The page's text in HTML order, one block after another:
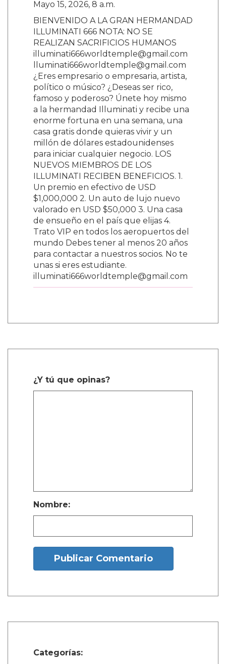
BIENVENIDO A LA GRAN HERMANDAD
ILLUMINATI 666 NOTA: NO SE
REALIZAN SACRIFICIOS HUMANOS
illuminati666worldtemple@gmail.com
lluminati666worldtemple@gmail.com
¿Eres empresario o empresaria, artista,
político o músico? ¿Deseas ser rico,
famoso y poderoso? Únete hoy mismo
a la hermandad Illuminati y recibe una
enorme fortuna en una semana, una
casa gratis donde quieras vivir y un
millón de dólares estadounidenses
para iniciar cualquier negocio. LOS
NUEVOS MIEMBROS DE LOS
ILLUMINATI RECIBEN BENEFICIOS. 1.
Un premio en efectivo de USD
$1,000,000 2. Un auto de lujo nuevo
valorado en USD $50,000 3. Una casa
de ensueño en el país que elijas 4.
Trato VIP en todos los aeropuertos del
mundo Debes tener al menos 20 años
para contactar a nuestros socios. No te
unas si eres estudiante.